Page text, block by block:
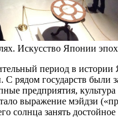
Искусство Японии
период в истории
С рядом государств
предприятия,
выражение мэйдзи
солнца занять